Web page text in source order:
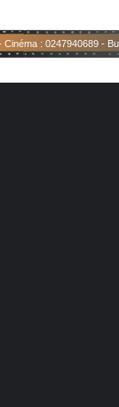
: 0247940689 -